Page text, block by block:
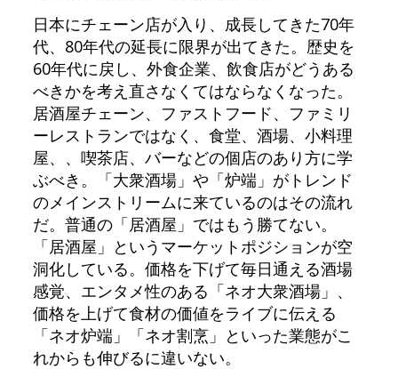
日本にチェーン店が入り、成長してきた70年
代、80年代の延長に限界が出てきた。歴史を
60年代に戻し、外食企業、飲食店がどうある
べきかを考え直さなくてはならなくなった。
居酒屋チェーン、ファストフード、ファミリ
ーレストランではなく、食堂、酒場、小料理
屋、、喫茶店、バーなどの個店のあり方に学
ぶべき。「大衆酒場」や「炉端」がトレンド
のメインストリームに来ているのはその流れ
だ。普通の「居酒屋」ではもう勝てない。
「居酒屋」というマーケットポジションが空
洞化している。価格を下げて毎日通える酒場
感覚、エンタメ性のある「ネオ大衆酒場」、
価格を上げて食材の価値をライブに伝える
「ネオ炉端」「ネオ割烹」といった業態がこ
れからも伸びるに違いない。